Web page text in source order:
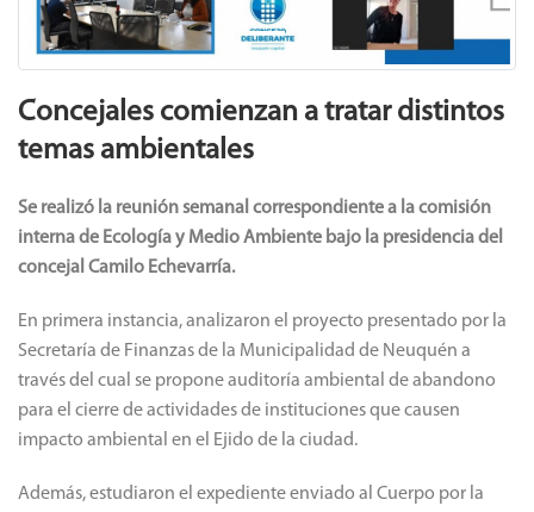
Concejales comienzan a tratar distintos
temas ambientales
Se realizó la reunión semanal correspondiente a la comisión
interna de Ecología y Medio Ambiente bajo la presidencia del
concejal Camilo Echevarría.
En primera instancia, analizaron el proyecto presentado por la
Secretaría de Finanzas de la Municipalidad de Neuquén a
través del cual se propone auditoría ambiental de abandono
para el cierre de actividades de instituciones que causen
impacto ambiental en el Ejido de la ciudad.
Además, estudiaron el expediente enviado al Cuerpo por la